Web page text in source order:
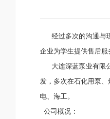
经过多次的沟通与现
企业为学生提供售后
大连深蓝泵业有限公
发，多次在石化用泵
电、海工。
公司概况：